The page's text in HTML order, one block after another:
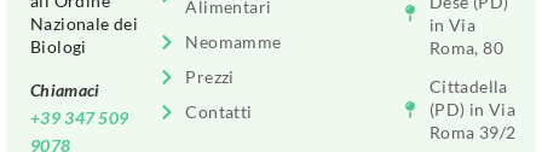
Nazionale dei
Biologi
Chiamaci
+39 347 509
9078
Alimentari
Neomamme
Prezzi
Contatti
in Via
Roma, 80
Cittadella
(PD) in Via
Roma 39/2